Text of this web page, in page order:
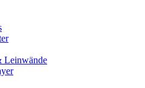
Leinwände